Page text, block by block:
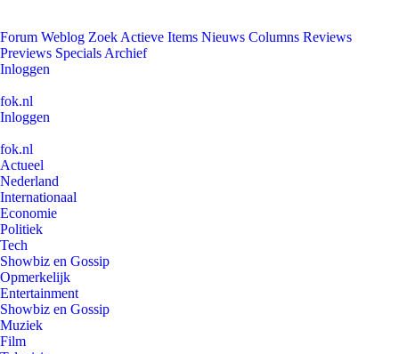
Forum Weblog Zoek Actieve Items Nieuws Columns Reviews
Previews Specials Archief
Inloggen
fok.nl
Inloggen
fok.nl
Actueel
Nederland
Internationaal
Economie
Politiek
Tech
Showbiz en Gossip
Opmerkelijk
Entertainment
Showbiz en Gossip
Muziek
Film